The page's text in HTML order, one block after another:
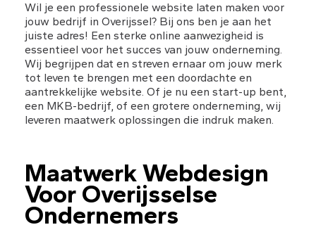
Wil je een professionele website laten maken voor
jouw bedrijf in Overijssel? Bij ons ben je aan het
juiste adres! Een sterke online aanwezigheid is
essentieel voor het succes van jouw onderneming.
Wij begrijpen dat en streven ernaar om jouw merk
tot leven te brengen met een doordachte en
aantrekkelijke website. Of je nu een start-up bent,
een MKB-bedrijf, of een grotere onderneming, wij
leveren maatwerk oplossingen die indruk maken.
Maatwerk Webdesign
Voor Overijsselse
Ondernemers